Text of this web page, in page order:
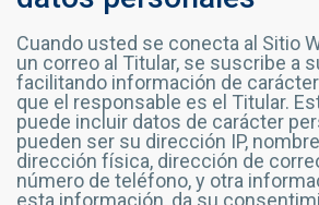
Cuando usted se conecta al Sitio
un correo al Titular, se suscribe a
facilitando información de
que el responsable es el Titular.
puede incluir datos de carácter
pueden ser su dirección IP,
dirección física, dirección de
número de teléfono, y otra
esta información, da su